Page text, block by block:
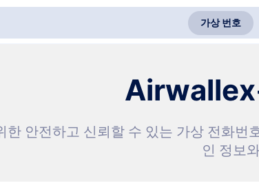
가상 번호
Airwallex
안전하고 신뢰할 수 있는 가상 전화
인 정보